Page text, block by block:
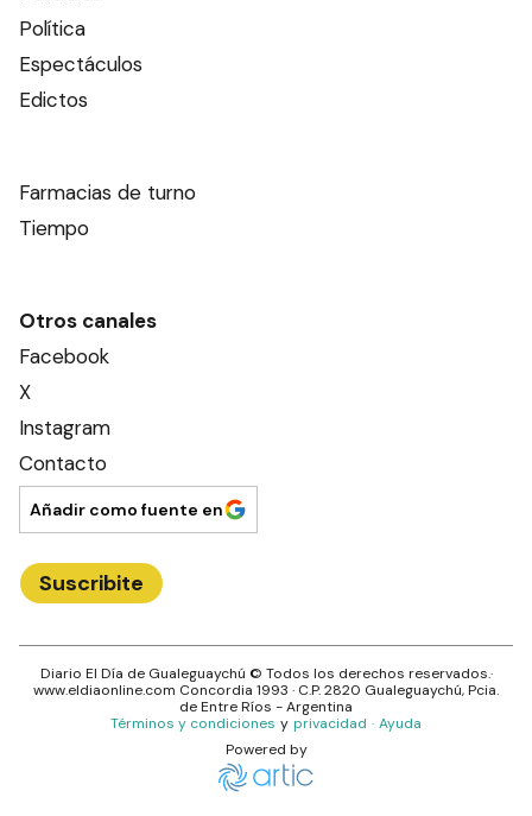
Política
Espectáculos
Edictos
Farmacias de turno
Tiempo
Otros canales
Facebook
X
Instagram
Contacto
Añadir como fuente en
Suscribite
Diario El Día de Gualeguaychú © Todos los derechos reservados.·
www.eldiaonline.com Concordia 1993 · C.P.2820 Gualeguaychú, Pcia.
deEntre Ríos - Argentina
Términos y condiciones y privacidad · Ayuda
Powered by